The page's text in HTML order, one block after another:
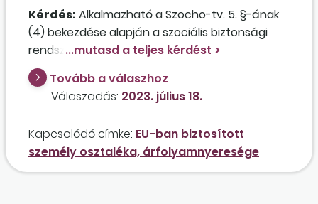
Kérdés: Alkalmazható a Szocho-tv. 5. §-ának
(4) bekezdése alapján a szociális biztonsági
rendszerek koordinálásáról szóló rendelkezések
hatálya alá tartozó, másik tagállamban vagy az
Európai Unió Intézményei által biztosított
személy jövedelme után fennálló
természetes személy által megszerzett
osztalékból, illetve árfolyamnyereségből
származó jövedelmekre is abban az esetben,
Tovább a válaszhoz
Válaszadás: 2023. július 18.
Kapcsolódó címke: EU-ban biztosított
személy osztaléka, árfolyamnyeresége